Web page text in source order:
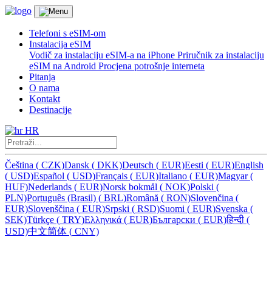
Telefoni s eSIM-om
Instalacija eSIM
Vodič za instalaciju eSIM-a na iPhone Priručnik za instalaciju
eSIM na Android Procjena potrošnje interneta
Pitanja
O nama
Kontakt
Destinacije
HR
Čeština ( CZK)Dansk ( DKK)Deutsch ( EUR)Eesti ( EUR)English
( USD)Español ( USD)Français ( EUR)Italiano ( EUR)Magyar(
HUF)Nederlands ( EUR)Norsk bokmål ( NOK)Polski (
PLN)Português (Brasil) ( BRL)Română ( RON)Slovenčina (
EUR)Slovenščina ( EUR)Srpski ( RSD)Suomi ( EUR)Svenska (
SEK)Türkçe ( TRY)Ελληνικά ( EUR)Български ( EUR)हिन्दी (
USD)中文简体 ( CNY)